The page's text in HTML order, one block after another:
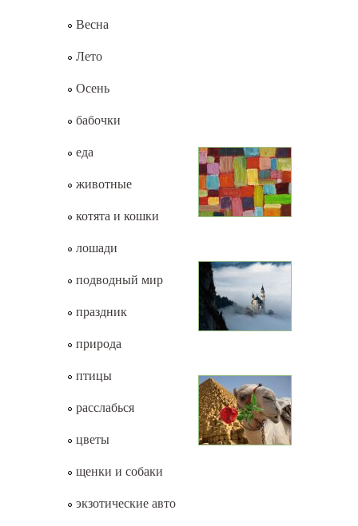
Весна
Лето
Осень
бабочки
еда
животные
котята и кошки
лошади
подводный мир
праздник
природа
птицы
расслабься
цветы
щенки и собаки
экзотические авто